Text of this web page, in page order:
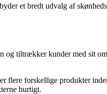
et bredt udvalg af
og tiltrækker kunder med sit
flere forskellige produkter
hurtigt.